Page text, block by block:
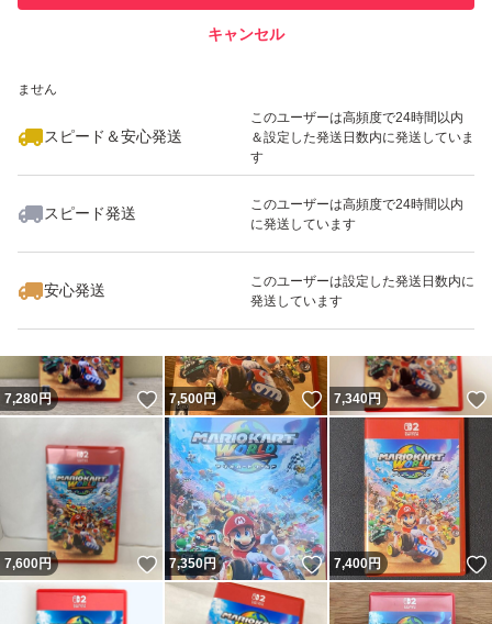
ません
スピード＆安心発送
このユーザーは高頻度で24時間以内
＆設定した発送日数内に発送していま
す
スピード発送
このユーザーは高頻度で24時間以内
に発送しています
安心発送
このユーザーは設定した発送日数内に
発送しています
キャンセル
いいね！
7,777
7,280円 いいね！
7,500円 いいね！
7,340円
7,600円 いいね！
7,350円 いいね！
7,400円